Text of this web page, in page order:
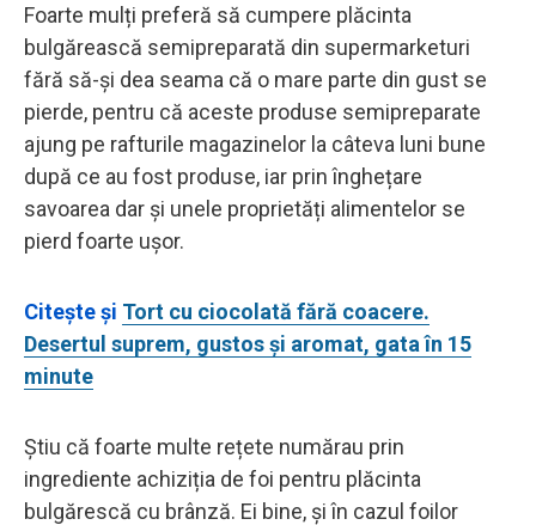
Foarte mulți preferă să cumpere plăcinta
bulgărească semipreparată din supermarketuri
fără să-și dea seama că o mare parte din gust se
pierde, pentru că aceste produse semipreparate
ajung pe rafturile magazinelor la câteva luni bune
după ce au fost produse, iar prin înghețare
savoarea dar și unele proprietăți alimentelor se
pierd foarte ușor.
Citește și Tort cu ciocolată fără coacere.
Desertul suprem, gustos și aromat, gata în 15
minute
Știu că foarte multe rețete numărau prin
ingrediente achiziția de foi pentru plăcinta
bulgărescă cu brânză. Ei bine, și în cazul foilor